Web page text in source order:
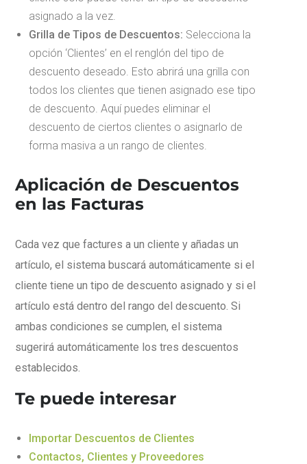
asignado a la vez.
Grilla de Tipos de Descuentos: Selecciona la
opción ‘Clientes’ en el renglón del tipo de
descuento deseado. Esto abrirá una grilla con
todos los clientes que tienen asignado ese tipo
de descuento. Aquí puedes eliminar el
descuento de ciertos clientes o asignarlo de
forma masiva a un rango de clientes.
Aplicación de Descuentos
en las Facturas
Cada vez que factures a un cliente y añadas un
artículo, el sistema buscará automáticamente si el
cliente tiene un tipo de descuento asignado y si el
artículo está dentro del rango del descuento. Si
ambas condiciones se cumplen, el sistema
sugerirá automáticamente los tres descuentos
establecidos.
Te puede interesar
Importar Descuentos de Clientes
Contactos, Clientes y Proveedores